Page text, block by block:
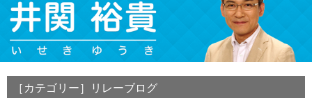
［カテゴリー］リレーブログ